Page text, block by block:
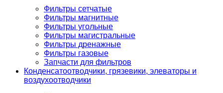
Фильтры сетчатые
Фильтры магнитные
Фильтры угольные
Фильтры магистральные
Фильтры дренажные
Фильтры газовые
Запчасти для фильтров
Конденсатоотводчики, грязевики, элеваторы и
воздухоотводчики